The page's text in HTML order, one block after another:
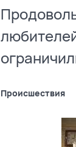
Происшествия